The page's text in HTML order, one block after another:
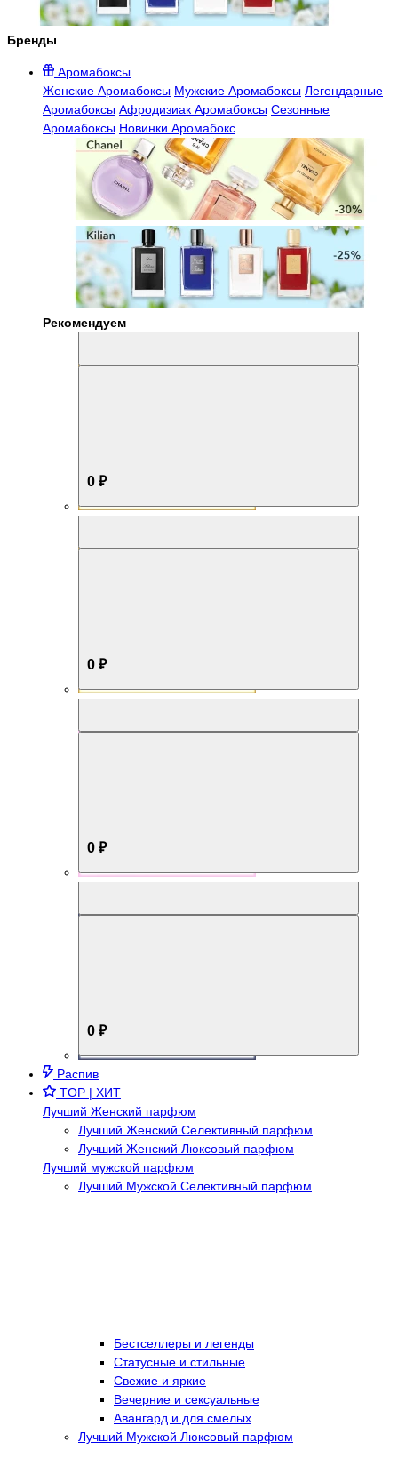
Бренды
Аромабоксы
Женские Аромабоксы Мужские Аромабоксы Легендарные
Аромабоксы Афродизиак Аромабоксы Сезонные
Аромабоксы Новинки Аромабокс
Рекомендуем
0 ₽
0 ₽
0 ₽
0 ₽
Распив
TOP | ХИТ
Лучший Женский парфюм
Лучший Женский Селективный парфюм
Лучший Женский Люксовый парфюм
Лучший мужской парфюм
Лучший Мужской Селективный парфюм
Бестселлеры и легенды
Статусные и стильные
Свежие и яркие
Вечерние и сексуальные
Авангард и для смелых
Лучший Мужской Люксовый парфюм